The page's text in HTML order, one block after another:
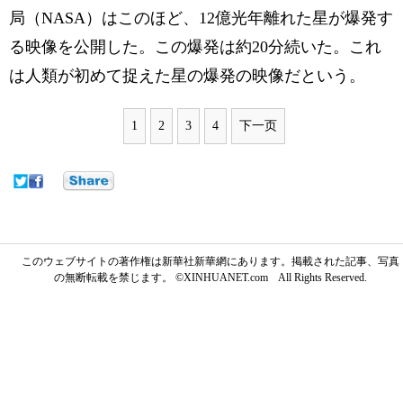
局（NASA）はこのほど、12億光年離れた星が爆発す
る映像を公開した。この爆発は約20分続いた。これ
は人類が初めて捉えた星の爆発の映像だという。
1 2 3 4 下一页
このウェブサイトの著作権は新華社新華網にあります。掲載された記事、写真
の無断転載を禁じます。 ©XINHUANET.com All Rights Reserved.